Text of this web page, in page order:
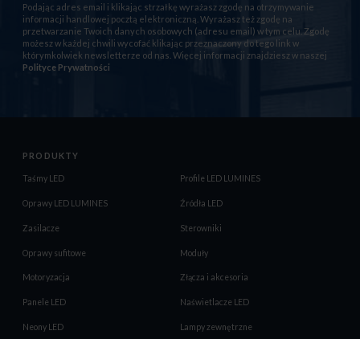
Podając adres email i klikając strzałkę wyrażasz zgodę na otrzymywanie
informacji handlowej pocztą elektroniczną. Wyrażasz też zgodę na
przetwarzanie Twoich danych osobowych (adresu email) w tym celu. Zgodę
możesz w każdej chwili wycofać klikając przeznaczony do tego link w
którymkolwiek newsletterze od nas. Więcej informacji znajdziesz w naszej
Polityce Prywatności
PRODUKTY
Taśmy LED Profile LED LUMINES
Oprawy LED LUMINES Źródła LED
Zasilacze Sterowniki
Oprawy sufitowe Moduły
Motoryzacja Złącza i akcesoria
Panele LED Naświetlacze LED
Neony LED Lampy zewnętrzne